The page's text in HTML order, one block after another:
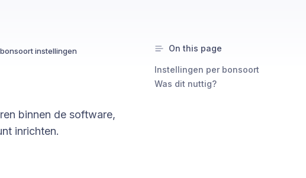
instellingen
binnen de software,
inrichten.
On this page
Instellingen per bonsoort
Was dit nuttig?